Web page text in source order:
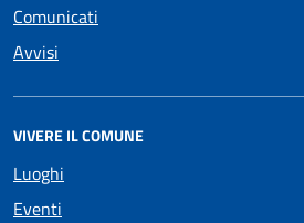
Comunicati
Avvisi
VIVERE IL COMUNE
Luoghi
Eventi